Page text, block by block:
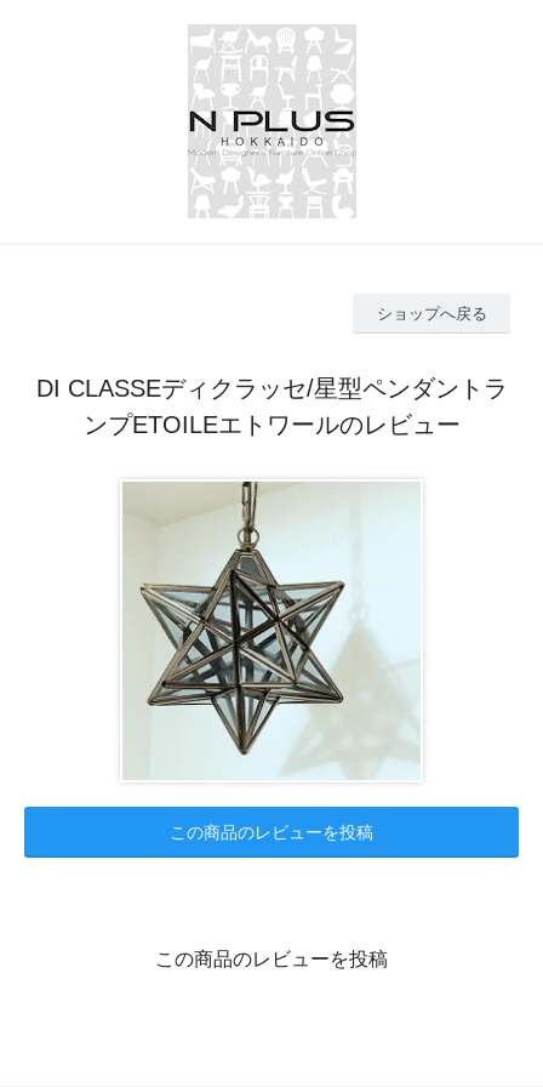
ショップへ戻る
DI CLASSEディクラッセ/星型ペンダントラ
ンプETOILEエトワールのレビュー
この商品のレビューを投稿
この商品のレビューを投稿